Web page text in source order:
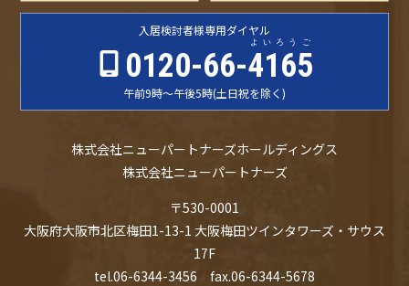
入居検討者様専用ダイヤル
0120-66-4165
よいろうご
午前9時〜午後5時(土日祝を除く)
株式会社ニューパートナーズホールディングス
株式会社ニューパートナーズ
〒530-0001
大阪府大阪市北区梅田1-13-1 大阪梅田ツインタワーズ・サウス
17F
tel.06-6344-3456 fax.06-6344-5678